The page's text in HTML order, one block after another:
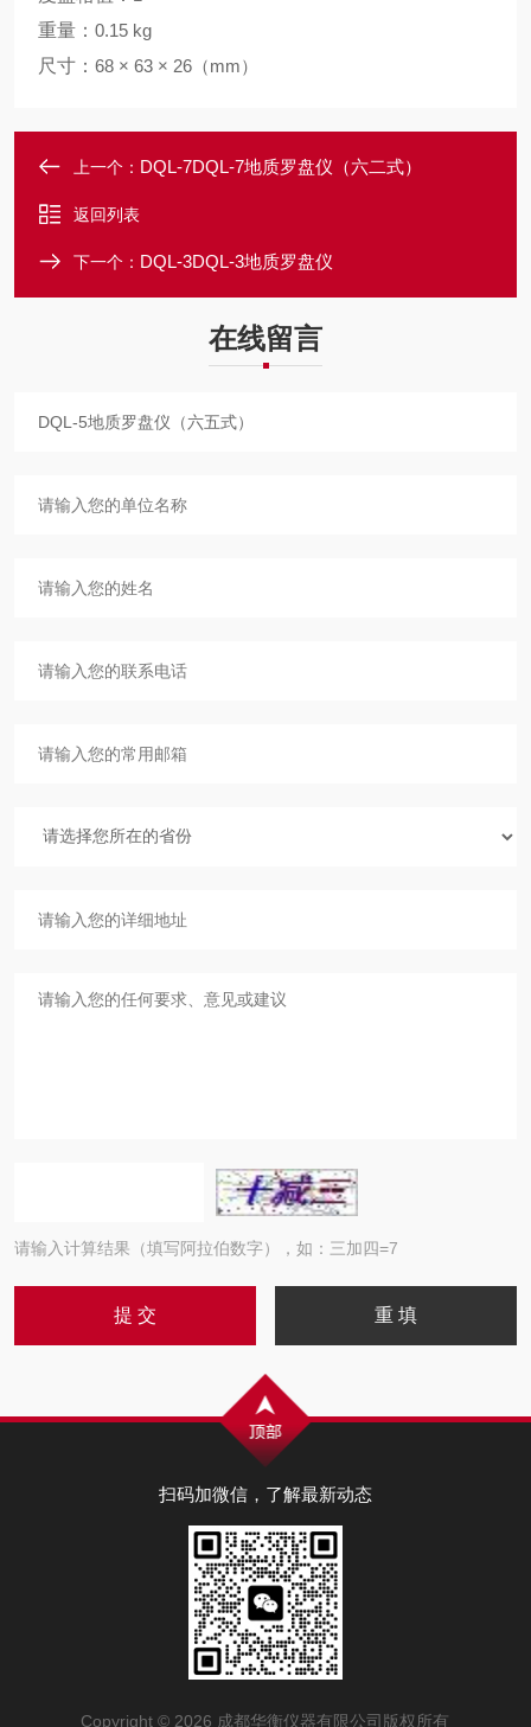
重量： 0.15 kg
尺寸： 68 × 63 × 26（mm）
上一个： DQL-7DQL-7地质罗盘仪（六二式）
返回列表
下一个： DQL-3DQL-3地质罗盘仪
在线留言
请输入计算结果（填写阿拉伯数字），如：三加四=7
扫码加微信，了解最新动态
Copyright © 2026 成都华衡仪器有限公司版权所有